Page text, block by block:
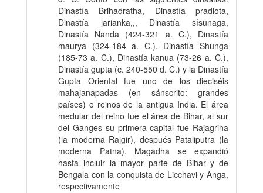
Dinastía Brihadratha, Dinastía pradiota,
Dinastía jarianka,,, Dinastía sísunaga,
Dinastía Nanda (424-321 a. C.), Dinastía
maurya (324-184 a. C.), Dinastía Shunga
(185-73 a. C.), Dinastía kanua (73-26 a. C.),
Dinastía gupta (c. 240-550 d. C.) y la Dinastía
Gupta Oriental fue uno de los dieciséis
mahajanapadas (en sánscrito: grandes
países) o reinos de la antigua India. El área
medular del reino fue el área de Bihar, al sur
del Ganges su primera capital fue Rajagriha
(la moderna Rajgir), después Pataliputra (la
moderna Patna). Magadha se expandió
hasta incluir la mayor parte de Bihar y de
Bengala con la conquista de Licchavi y Anga,
respectivamente